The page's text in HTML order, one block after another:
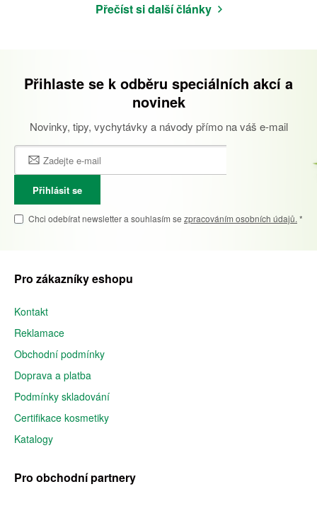
Přečíst si další články
Přihlaste se k odběru speciálních akcí a
novinek
Novinky, tipy, vychytávky a návody přímo na váš e-mail
Přihlásit se
Chci odebírat newsletter a souhlasím se zpracováním osobních údajů. *
Pro zákazníky eshopu
Kontakt
Reklamace
Obchodní podmínky
Doprava a platba
Podmínky skladování
Certifikace kosmetiky
Katalogy
Pro obchodní partnery